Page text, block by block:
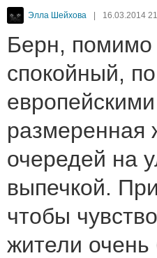
Элла Шейхова | 16.03.2014
Берн, помимо
спокойный,
размеренная
очередей на
выпечкой.
чтобы
жители очень